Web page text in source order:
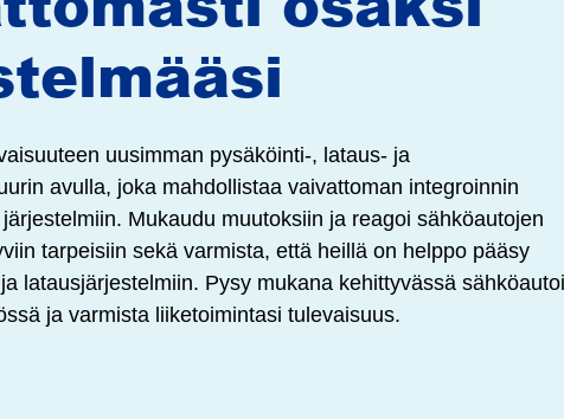
uusimman pysäköinti-, lataus- ja
avulla, joka mahdollistaa vaivattoman integroinnin
Mukaudu muutoksiin ja reagoi sähköautojen
tarpeisiin sekä varmista, että heillä on helppo pääsy
latausjärjestelmiin. Pysy mukana kehittyvässä
ja varmista liiketoimintasi tulevaisuus.